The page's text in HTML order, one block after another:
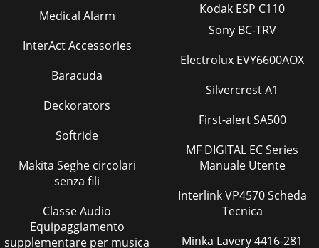
Medical Alarm
InterAct Accessories
Baracuda
Deckorators
Softride
Makita Seghe circolari
senza fili
Classe Audio
Equipaggiamento
supplementare per musica
Kodak ESP C110
Sony BC-TRV
Electrolux EVY6600AOX
Silvercrest A1
First-alert SA500
MF DIGITAL EC Series
Manuale Utente
Interlink VP4570 Scheda
Tecnica
Minka Lavery 4416-281